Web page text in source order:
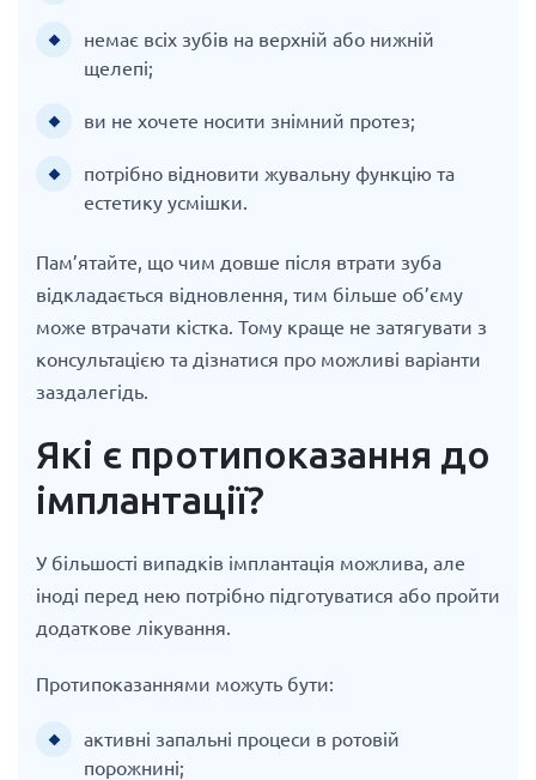
немає всіх зубів на верхній або нижній
щелепі;
ви не хочете носити знімний протез;
потрібно відновити жувальну функцію та
естетику усмішки.
Пам’ятайте, що чим довше після втрати зуба
відкладається відновлення, тим більше об’єму
може втрачати кістка. Тому краще не затягувати з
консультацією та дізнатися про можливі варіанти
заздалегідь.
Які є протипоказання до
імплантації?
У більшості випадків імплантація можлива, але
іноді перед нею потрібно підготуватися або пройти
додаткове лікування.
Протипоказаннями можуть бути:
активні запальні процеси в ротовій
порожнині;